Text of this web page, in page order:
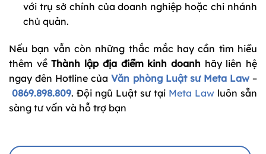
với trụ sở chính của doanh nghiệp hoặc chi nhánh
chủ quản.
Nếu bạn vẫn còn những thắc mắc hay cần tìm hiểu
thêm vềThành lập địa điểm kinh doanhhãy liên hệ
ngay đên Hotline củaVăn phòng Luật sư Meta Law–
0869.898.809. Đội ngũ Luật sư tại Meta Law luôn sẵn
sàng tư vấn và hỗ trợ bạn